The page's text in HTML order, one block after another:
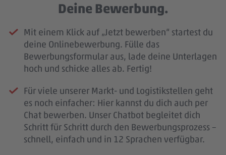
Deine Bewerbung.
Mit einem Klick auf „Jetzt bewerben“ startest du
deine Onlinebewerbung. Fülle das
Bewerbungsformular aus, lade deine Unterlagen
hoch und schicke alles ab. Fertig!
Für viele unserer Markt- und Logistikstellen geht
es noch einfacher: Hier kannst du dich auch per
Chat bewerben. Unser Chatbot begleitet dich
Schritt für Schritt durch den Bewerbungsprozess –
schnell, einfach und in 12 Sprachen verfügbar.